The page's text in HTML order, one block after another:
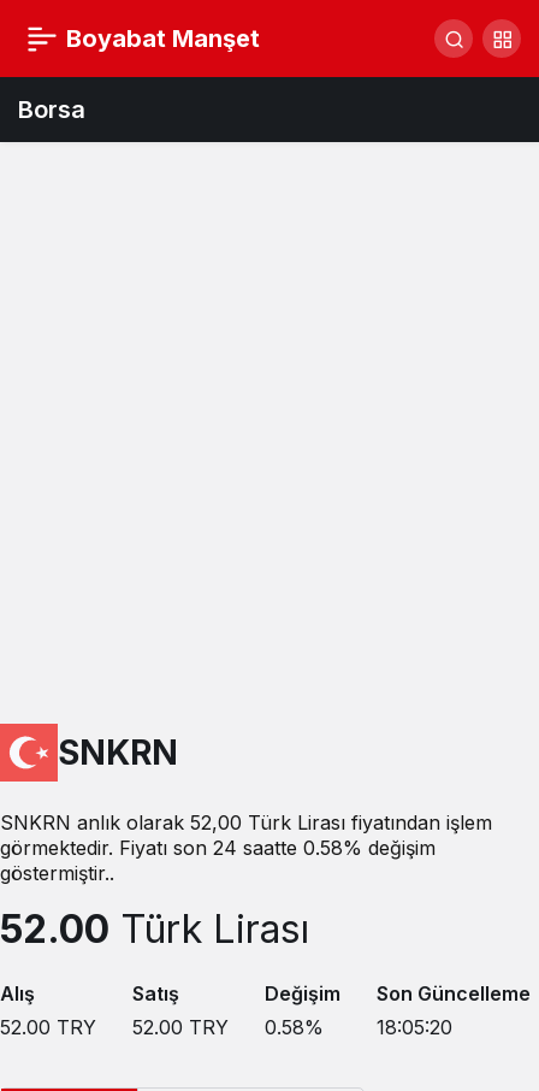
Boyabat Manşet
Borsa
SNKRN
SNKRN anlık olarak 52,00 Türk Lirası fiyatından işlem
görmektedir. Fiyatı son 24 saatte 0.58% değişim
göstermiştir..
52.00 Türk Lirası
Alış
52.00 TRY
Satış
52.00 TRY
Değişim
0.58%
Son Güncelleme
18:05:20